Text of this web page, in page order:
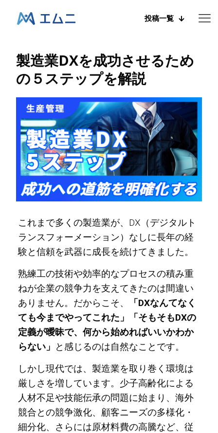
投稿一覧
製造業DXを成功させるため
の５ステップを解説
これまで多くの製造業が、DX（デジタルト
ランスフォーメーション）なしに長年の経
験と信頼を武器に成長を続けてきました。
熟練工の技術や効率的なプロセスの積み重
ねが企業の競争力を支えてきたのは間違い
ありません。だからこそ、
「DXなんてなく
ても今までやってこれた」「そもそもDXの
定義が曖昧で、何から始めればいいかわか
らない」 と感じるのは自然なことです。
しかし現代では、製造業を取り巻く環境は
厳しさを増しています。少子高齢化による
人材不足や技能伝承の問題に始まり、海外
競合との競争激化、顧客ニーズの多様化・
細分化、さらには原材料費の高騰など、従